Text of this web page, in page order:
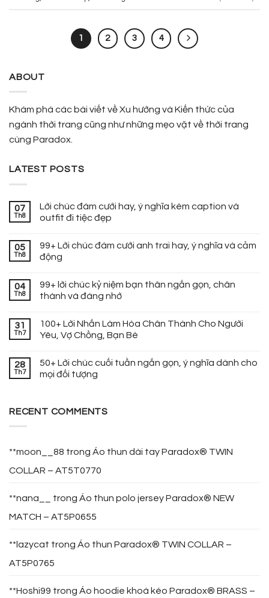
1 2 3 4
ABOUT
Khám phá các bài viết về Xu hướng và Kiến thức của
ngành thời trang cũng như những mẹo vặt về thời trang
cùng Paradox.
LATEST POSTS
07
Th8
Lời chúc đám cưới hay, ý nghĩa kèm caption và
outfit đi tiệc đẹp
05
Th8
99+ Lời chúc đám cưới anh trai hay, ý nghĩa và cảm
động
04
Th8
99+ lời chúc kỷ niệm bạn thân ngắn gọn, chân
thành và đáng nhớ
31
Th7
100+ Lời Nhắn Làm Hòa Chân Thành Cho Người
Yêu, Vợ Chồng, Bạn Bè
28
Th7
50+ Lời chúc cuối tuần ngắn gọn, ý nghĩa dành cho
mọi đối tượng
RECENT COMMENTS
**moon__88 trong Áo thun dài tay Paradox® TWIN
COLLAR – AT5T0770
**nana__ trong Áo thun polo jersey Paradox® NEW
MATCH – AT5P0655
**lazycat trong Áo thun Paradox® TWIN COLLAR –
AT5P0765
**Hoshi99 trong Áo hoodie khoá kéo Paradox® BRASS –